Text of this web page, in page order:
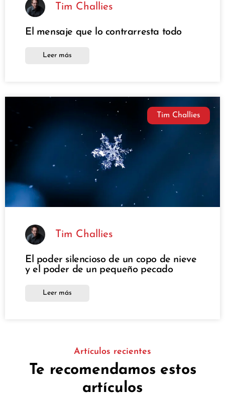
Tim Challies
El mensaje que lo contrarresta todo
Leer más
Tim Challies
Tim Challies
El poder silencioso de un copo de nieve
y el poder de un pequeño pecado
Leer más
Artículos recientes
Te recomendamos estos
artículos